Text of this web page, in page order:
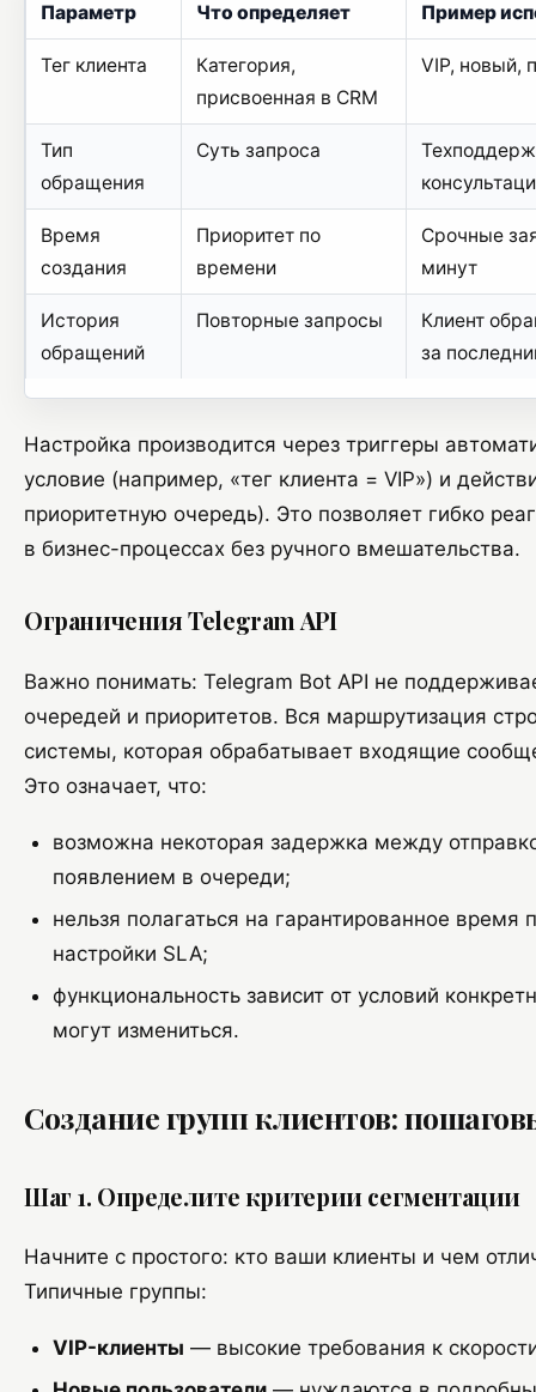
Параметр Что определяет Пример
Тег клиента
Категория,
присвоенная в CRM
VIP, новый,
Тип
обращения
Суть запроса
Время
создания
Приоритет по
времени
Срочные
минут
История
обращений
Повторные запросы
Клиент
за
Настройка производится через триггеры
условие (например, «тег клиента = VIP») и
приоритетную очередь). Это позволяет гибко
в бизнес-процессах без ручного вмешательства.
Ограничения Telegram API
Важно понимать: Telegram Bot API не
очередей и приоритетов. Вся маршрутизация
системы, которая обрабатывает входящие
Это означает, что:
возможна некоторая задержка между
появлением в очереди;
нельзя полагаться на гарантированное время
настройки SLA;
функциональность зависит от условий
могут измениться.
Создание групп клиентов:
Шаг 1. Определите критерии сегментации
Начните с простого: кто ваши клиенты и чем
Типичные группы:
VIP-клиенты — высокие требования к